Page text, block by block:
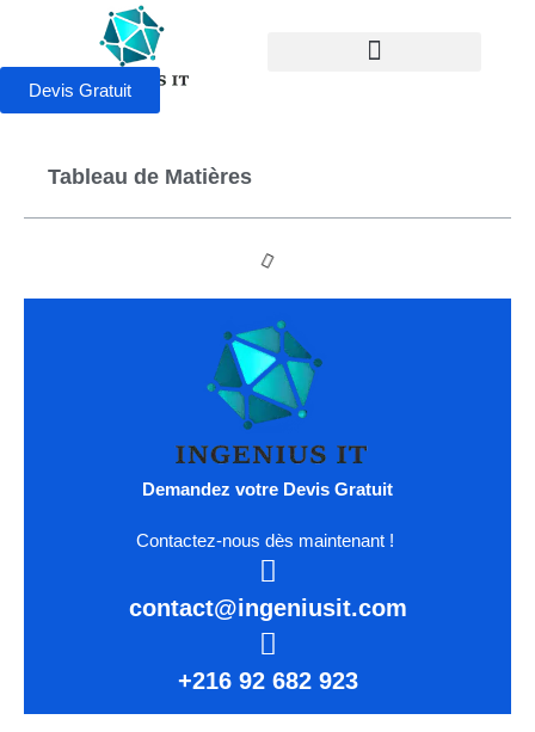
Devis Gratuit
Tableau de Matières
Demandez votre Devis Gratuit
Contactez-nous dès maintenant !
contact@ingeniusit.com
+216 92 682 923